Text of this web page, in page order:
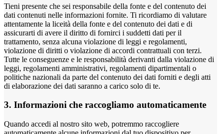
Tieni presente che sei responsabile della fonte e del contenuto dei
dati contenuti nelle informazioni fornite. Ti ricordiamo di valutare
attentamente la liceità della fonte e del contenuto dei dati e di
assicurarti di avere il diritto di fornirci i suddetti dati per il
trattamento, senza alcuna violazione di leggi e regolamenti,
violazione di diritti o violazione di accordi contrattuali con terzi.
Tutte le conseguenze e le responsabilità derivanti dalla violazione di
leggi, regolamenti amministrativi, regolamenti dipartimentali o
politiche nazionali da parte del contenuto dei dati forniti e degli atti
di elaborazione dei dati saranno a carico solo di te.
3. Informazioni che raccogliamo automaticamente
Quando accedi al nostro sito web, potremmo raccogliere